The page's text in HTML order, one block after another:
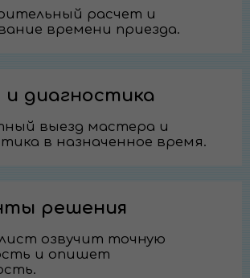
расчет и
времени приезда.
и диагностика
выезд мастера и
в назначенное время.
решения
озвучит точную
и опишет